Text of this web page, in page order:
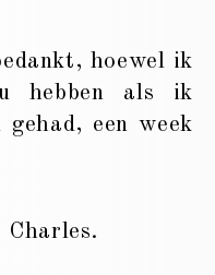
hoewel ik
hebben als ik
een week
Charles.